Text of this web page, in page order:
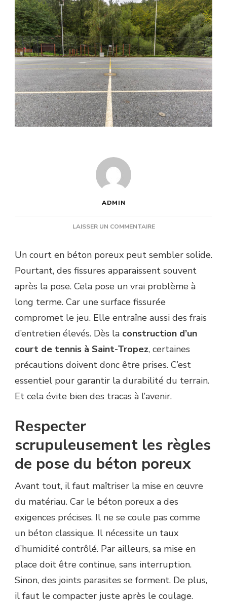
ADMIN
LAISSER UN COMMENTAIRESUR
LES
FISSURES
UN
COURT
BÉTON
POREUX
LA
CONSTRUCTION
COURT
DE
TENNIS
Un court en béton poreux peut sembler solide.
Pourtant, des fissures apparaissent souvent
après la pose. Cela pose un vrai problème à
long terme. Car une surface fissurée
compromet le jeu. Elle entraîne aussi des frais
d’entretien élevés. Dès la construction d’un
court de tennis à Saint-Tropez, certaines
précautions doivent donc être prises. C’est
essentiel pour garantir la durabilité du terrain.
Et cela évite bien des tracas à l’avenir.
Respecter
scrupuleusement les règles
de pose du béton poreux
Avant tout, il faut maîtriser la mise en œuvre
du matériau. Car le béton poreux a des
exigences précises. Il ne se coule pas comme
un béton classique. Il nécessite un taux
d’humidité contrôlé. Par ailleurs, sa mise en
place doit être continue, sans interruption.
Sinon, des joints parasites se forment. De plus,
il faut le compacter juste après le coulage.